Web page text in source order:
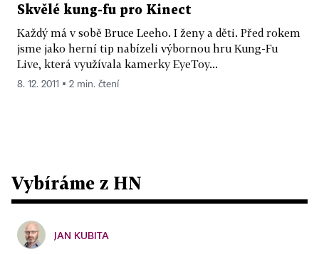
Skvělé kung-fu pro Kinect
Každý má v sobě Bruce Leeho. I ženy a děti. Před rokem
jsme jako herní tip nabízeli výbornou hru Kung-Fu
Live, která využívala kamerky EyeToy...
8. 12. 2011 ▪ 2 min. čtení
Vybíráme z HN
JAN KUBITA